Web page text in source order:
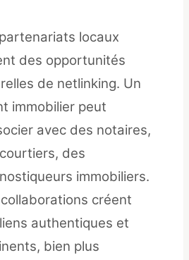
locaux
des opportunités
de netlinking. Un
immobilier peut
avec des notaires,
des
immobiliers.
créent
authentiques et
bien plus